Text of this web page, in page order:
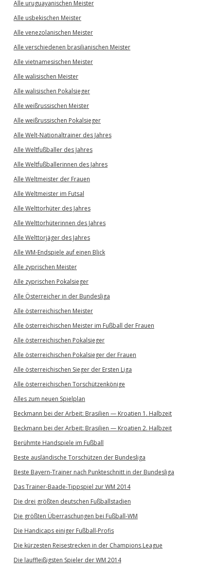
Alle uruguayanischen Meister
Alle usbekischen Meister
Alle venezolanischen Meister
Alle verschiedenen brasilianischen Meister
Alle vietnamesischen Meister
Alle walisischen Meister
Alle walisischen Pokalsieger
Alle weißrussischen Meister
Alle weißrussischen Pokalsieger
Alle Welt-Nationaltrainer des Jahres
Alle Weltfußballer des Jahres
Alle Weltfußballerinnen des Jahres
Alle Weltmeister der Frauen
Alle Weltmeister im Futsal
Alle Welttorhüter des Jahres
Alle Welttorhüterinnen des Jahres
Alle Welttorjäger des Jahres
Alle WM-Endspiele auf einen Blick
Alle zyprischen Meister
Alle zyprischen Pokalsieger
Alle Österreicher in der Bundesliga
Alle österreichischen Meister
Alle österreichischen Meister im Fußball der Frauen
Alle österreichischen Pokalsieger
Alle österreichischen Pokalsieger der Frauen
Alle österreichischen Sieger der Ersten Liga
Alle österreichischen Torschützenkönige
Alles zum neuen Spielplan
Beckmann bei der Arbeit: Brasilien — Kroatien 1. Halbzeit
Beckmann bei der Arbeit: Brasilien — Kroatien 2. Halbzeit
Berühmte Handspiele im Fußball
Beste ausländische Torschützen der Bundesliga
Beste Bayern-Trainer nach Punkteschnitt in der Bundesliga
Das Trainer-Baade-Tippspiel zur WM 2014
Die drei größten deutschen Fußballstadien
Die größten Überraschungen bei Fußball-WM
Die Handicaps einiger Fußball-Profis
Die kürzesten Reisestrecken in der Champions League
Die lauffleißigsten Spieler der WM 2014